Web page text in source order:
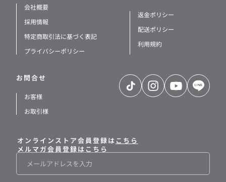
会社概要
採用情報
特定商取引法に基づく表記
プライバシーポリシー
返金ポリシー
配送ポリシー
利用規約
お問合せ
お客様
お取引様
TikTokInstagramYouTube
LINE
オンラインストア会員登録は こちら
メルマガ会員登録はこちら
ー